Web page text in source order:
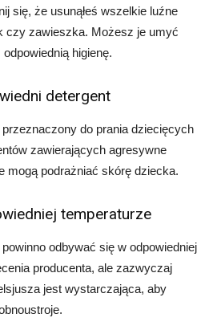
się, że usunąłeś wszelkie luźne
czy zawieszka. Możesz je umyć
higienę.
detergent
do prania dziecięcych
zawierających agresywne
mogą podrażniać skórę dziecka.
temperaturze
odbywać się w odpowiedniej
producenta, ale zazwyczaj
jest wystarczająca, aby